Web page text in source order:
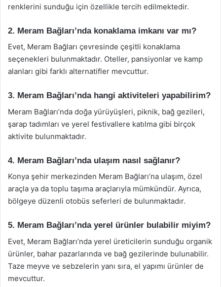
renklerini sunduğu için özellikle tercih edilmektedir.
2. Meram Bağları’nda konaklama imkanı var mı?
Evet, Meram Bağları çevresinde çeşitli konaklama
seçenekleri bulunmaktadır. Oteller, pansiyonlar ve kamp
alanları gibi farklı alternatifler mevcuttur.
3. Meram Bağları’nda hangi aktiviteleri yapabilirim?
Meram Bağları’nda doğa yürüyüşleri, piknik, bağ gezileri,
şarap tadımları ve yerel festivallere katılma gibi birçok
aktivite bulunmaktadır.
4. Meram Bağları’nda ulaşım nasıl sağlanır?
Konya şehir merkezinden Meram Bağları’na ulaşım, özel
araçla ya da toplu taşıma araçlarıyla mümkündür. Ayrıca,
bölgeye düzenli otobüs seferleri de bulunmaktadır.
5. Meram Bağları’nda yerel ürünler bulabilir miyim?
Evet, Meram Bağları’nda yerel üreticilerin sunduğu organik
ürünler, bahar pazarlarında ve bağ gezilerinde bulunabilir.
Taze meyve ve sebzelerin yanı sıra, el yapımı ürünler de
mevcuttur.